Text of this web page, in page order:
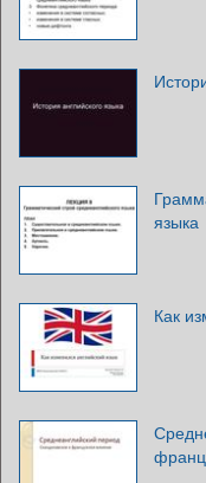
языка
Как